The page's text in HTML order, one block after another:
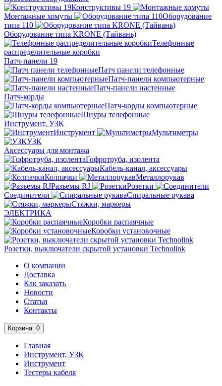
Конструктивы 19
Монтажные хомуты
Оборудование
типа 110
Оборудование типа KRONE (Тайвань)
Телефонные
распределительные коробки
Патч-панели 19
Патч панели телефонные
Патч-панели компьютерные
Патч-панели настенные
Патч-корды
Патч-корды компьютерные
Шнуры телефонные
Инструмент, УЗК
Инструмент
Мультиметры
УЗК
Аксессуары для монтажа
Гофротруба, изолента
Кабель-канал, аксессуары
Колпачки
Металлорукав
Разъемы RJ
Розетки
Соединители
Спиральные рукава
Стяжки, маркеры
ЭЛЕКТРИКА
Коробки распаячные
Коробки установочные
Розетки, выключатели скрытой установки Technolink
О компании
Доставка
Как заказать
Новости
Статьи
Контакты
Корзина: 0
Главная
Инструмент, УЗК
Инструмент
Тестеры кабеля